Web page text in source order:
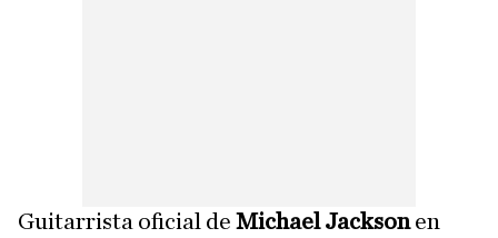
Guitarrista oficial de Michael Jacksonen